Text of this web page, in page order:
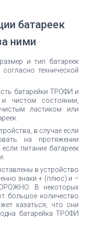
батареек
ними
и тип батареек
технической
батарейки ТРОФИ и
чистом состоянии,
ластиком или
в случае если
на протяжении
питание батареек
в устройство
знаки + (плюс) и –
В некоторых
большое количество
казаться, что они
батарейка ТРОФИ